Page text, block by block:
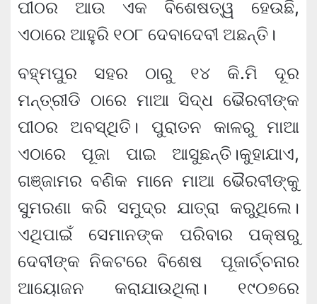
ପୀଠର ଆଉ ଏକ ବିଶେଷତ୍ୱ ହେଉଛି,
ଏଠାରେ ଆହୁରି ୧୦୮ ଦେବାଦେବୀ ଅଛନ୍ତି।
ବହ୍ମପୁର ସହର ଠାରୁ ୧୪ କି.ମି ଦୂର
ମନ୍ତ୍ରୀଡି ଠାରେ ମାଆ ସିଦ୍ଧ ଭୈରବୀଙ୍କ
ପୀଠର ଅବସ୍ଥିତି। ପୁରାତନ କାଳରୁ ମାଆ
ଏଠାରେ ପୂଜା ପାଇ ଆସୁଛନ୍ତି।କୁହାଯାଏ,
ଗଞ୍ଜାମର ବଣିକ ମାନେ ମାଆ ଭୈରବୀଙ୍କୁ
ସୁମରଣା କରି ସମୁଦ୍ର ଯାତ୍ରା କରୁଥିଲେ।
ଏଥିପାଇଁ ସେମାନଙ୍କ ପରିବାର ପକ୍ଷରୁ
ଦେବୀଙ୍କ ନିକଟରେ ବିଶେଷ ପୂଜାର୍ଚ୍ଚନାର
ଆୟୋଜନ କରାଯାଉଥିଲା। ୧୯୦୭ରେ